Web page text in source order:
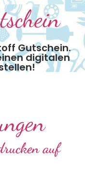
Gutschein.
digitalen
auf